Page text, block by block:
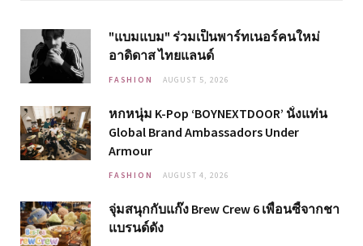
"แบมแบม" ร่วมเป็นพาร์ทเนอร์คนใหม่
อาดิดาส ไทยแลนด์
FASHION AUGUST 5, 2026
หกหนุ่ม K-Pop ‘BOYNEXTDOOR’ นั่งแท่น
Global Brand Ambassadors Under
Armour
FASHION AUGUST 4, 2026
จุ่มสนุกกับแก๊ง Brew Crew 6 เพื่อนซี้จากชา
แบรนด์ดัง